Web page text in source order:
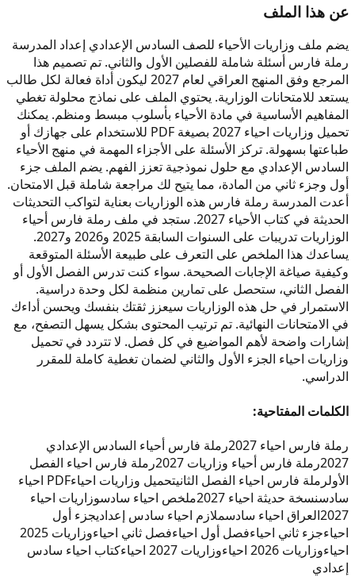
عن هذا الملف
يضم ملف وزاريات الأحياء للصف السادس الإعدادي إعداد المدرسة
رملة فارس أسئلة شاملة للفصلين الأول والثاني. تم تصميم هذا
المرجع وفق المنهج العراقي لعام 2027 ليكون أداة فعالة لكل طالب
يستعد للامتحانات الوزارية. يحتوي الملف على نماذج محلولة تغطي
المفاهيم الأساسية في مادة الأحياء بأسلوب مبسط ومنظم. يمكنك
تحميل وزاريات احياء 2027 بصيغة PDF للاستخدام على جهازك أو
طباعتها بسهولة. تركز الأسئلة على الأجزاء المهمة في منهج الأحياء
السادس الإعدادي مع حلول نموذجية تعزز الفهم. يضم الملف جزء
أول وجزء ثاني من المادة، مما يتيح لك مراجعة شاملة قبل الامتحان.
أعدت المدرسة رملة فارس هذه الوزاريات بعناية لتواكب التحديثات
الحديثة في كتاب الأحياء 2027. ستجد في ملف رملة فارس أحياء
الوزاريات تدريبات على السنوات السابقة 2025 و2026 و2027.
يساعدك هذا الملخص على التعرف على طبيعة الأسئلة المتوقعة
وكيفية صياغة الإجابات الصحيحة. سواء كنت تدرس الفصل الأول أو
الفصل الثاني، ستحصل على تمارين منظمة لكل وحدة دراسية.
الاستمرار في حل هذه الوزاريات سيعزز ثقتك بنفسك ويحسن أداءك
في الامتحانات النهائية. تم ترتيب المحتوى بشكل يسهل التصفح، مع
إشارات واضحة لأهم المواضيع في كل فصل. لا تتردد في تحميل
وزاريات احياء الجزء الأول والثاني لضمان تغطية كاملة للمقرر
الدراسي.
الكلمات المفتاحية:
رملة فارس احياء 2027
رملة فارس أحياء السادس الإعدادي
2027رملة فارس أحياء وزاريات 2027
رملة فارس احياء الفصل
الأولرملة فارس احياء الفصل الثانيتحميل وزاريات احياء
PDF احياء
سادسنسخة حديثة احياء 2027 ملخص احياء سادسوزاريات احياء
2027العراق احياء سادسملازم احياء سادس إعداديجزء أول
احياءجزء ثاني احياءفصل أول احياءفصل ثاني احياء
وزاريات 2025
احياءوزاريات 2026 احياء وزاريات 2027 احياء
كتاب احياء سادس
إعدادي